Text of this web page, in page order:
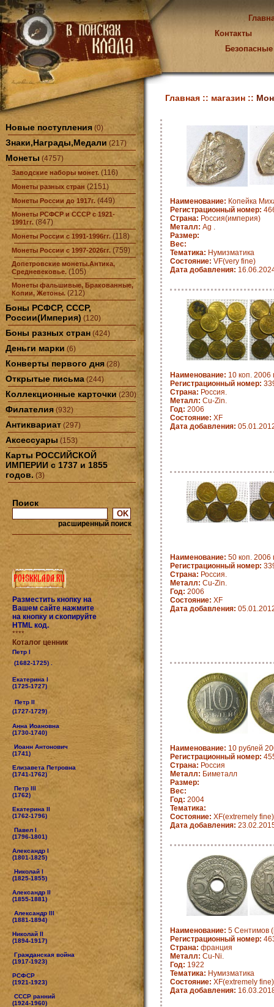
Контакты
Новые поступления (0)
Знаки,Награды,Медали (217)
Монеты (4757)
Заводские наборы монет. (116)
Монеты разных стран (2151)
Монеты России до 1917г. (449)
Монеты РСФСР и СССР с 1921-
1991гг. (847)
Монеты России с 1991-1996гг. (118)
Монеты России с 1997-2026гг. (759)
Допетровские монеты.Антика,
Средневековье. (105)
Монеты фальшивые, Бракованные,
Копии, Жетоны. (212)
Боны РСФСР, СССР,
России(Империя) (120)
Боны разных стран (424)
Деньги марки (6)
Конверты первого дня (28)
Открытые письма (244)
Коллекционные карточки(230)
Филателия (932)
Антиквариат (297)
Аксессуары (153)
Карты РОССИЙСКОЙ
ИМПЕРИИ с 1737 и 1855
годов. (3)
Поиск
расширенный поиск
Разместить кнопку на
Вашем сайте нажмите
на кнопку и скопируйте
HTML код.
****
Коталог ценник
Петр I
(1682-1725) .
Екатерина I
(1725-1727)
Петр II
(1727-1729)
Анна Иоановна
(1730-1740)
Иоанн Антонович
(1741)
Елизавета Петровна
(1741-1762)
Петр III
(1762)
Екатерина II
(1762-1796)
Павел I
(1796-1801)
Александр I
(1801-1825)
Николай I
(1825-1855)
Александр II
(1855-1881)
Александр III
(1881-1894)
Николай II
(1894-1917)
Гражданская война
(1917-1923)
РСФСР
(1921-1923)
СССР ранний
(1924-1960)
Главная :: магазин ::
Наименование: Копейка
Регистрационный номер:
Страна: Россия(империя)
Металл: Ag .
Размер:
Вес:
Тематика: Нумизматика
Состояние: VF(very fine)
Дата добавления:
Наименование: 10 коп.
Регистрационный номер:
Страна: Россия.
Металл: Cu-Zin.
Год: 2006
Состояние: XF
Дата добавления:
Наименование: 50 коп.
Регистрационный номер:
Страна: Россия.
Металл: Cu-Zin.
Год: 2006
Состояние: XF
Дата добавления:
Наименование: 10 рублей
Регистрационный номер:
Страна: Россия
Металл: Биметалл
Размер:
Вес:
Год: 2004
Тематика:
Состояние: XF(extremely fine)
Дата добавления:
Наименование: 5 Сентимов
Регистрационный номер:
Страна: франция
Металл: Cu-Ni.
Год: 1922
Тематика: Нумизматика
Состояние: XF(extremely fine)
Дата добавления: